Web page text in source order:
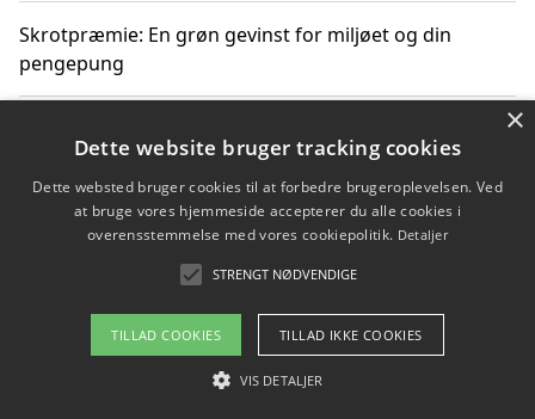
Skrotpræmie: En grøn gevinst for miljøet og din
pengepung
Hvordan blåfade med rist kan hjælpe med at reducere
plastik i havet
Spil kasinospil på et troværdigt online casino: Din
guide til sikker og sjov underholdning
Copyright 2026 - Pilanto Aps
Om / kontakt
×
Dette website bruger tracking cookies
Dette websted bruger cookies til at forbedre brugeroplevelsen. Ved
at bruge vores hjemmeside accepterer du alle cookies i
overensstemmelse med vores cookiepolitik. Detaljer
STRENGT NØDVENDIGE
TILLAD COOKIES TILLAD IKKE COOKIES
VIS DETALJER